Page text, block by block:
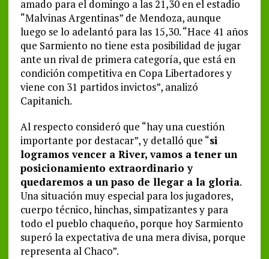
amado para el domingo a las 21,30 en el estadio
“Malvinas Argentinas” de Mendoza, aunque
luego se lo adelantó para las 15,30. “Hace 41 años
que Sarmiento no tiene esta posibilidad de jugar
ante un rival de primera categoría, que está en
condición competitiva en Copa Libertadores y
viene con 31 partidos invictos”, analizó
Capitanich.
Al respecto consideró que “hay una cuestión
importante por destacar”, y detalló que “si
logramos vencer a River, vamos a tener un
posicionamiento extraordinario y
quedaremos a un paso de llegar a la gloria.
Una situación muy especial para los jugadores,
cuerpo técnico, hinchas, simpatizantes y para
todo el pueblo chaqueño, porque hoy Sarmiento
superó la expectativa de una mera divisa, porque
representa al Chaco”.